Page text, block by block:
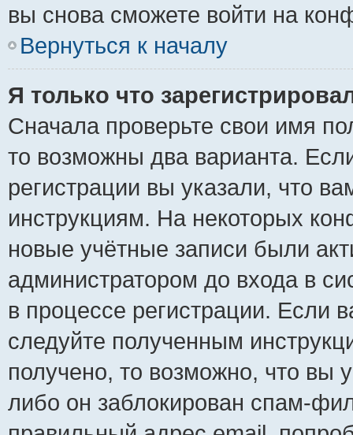
вы снова сможете войти на
Вернуться к началу
Я только что
Сначала проверьте свои имя
то возможны два варианта.
регистрации вы указали, что
инструкциям. На некоторых
новые учётные записи были
администратором до входа в
в процессе регистрации.
следуйте полученным
получено, то возможно, что вы
либо он заблокирован спам-